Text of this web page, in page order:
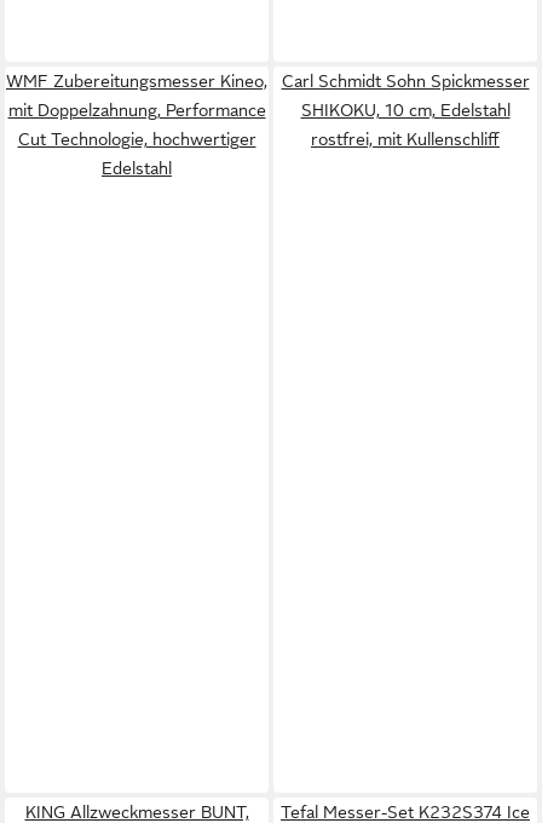
WMF Zubereitungsmesser Kineo,
mit Doppelzahnung, Performance
Cut Technologie, hochwertiger
Edelstahl
Carl Schmidt Sohn Spickmesser
SHIKOKU, 10 cm, Edelstahl
rostfrei, mit Kullenschliff
KING Allzweckmesser BUNT,
Tefal Messer-Set K232S374 Ice